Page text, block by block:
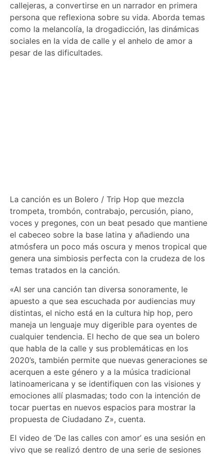
callejeras, a convertirse en un narrador en primera
persona que reflexiona sobre su vida. Aborda temas
como la melancolía, la drogadicción, las dinámicas
sociales en la vida de calle y el anhelo de amor a
pesar de las dificultades.
La canción es un Bolero / Trip Hop que mezcla
trompeta, trombón, contrabajo, percusión, piano,
voces y pregones, con un beat pesado que mantiene
el cabeceo sobre la base latina y añadiendo una
atmósfera un poco más oscura y menos tropical que
genera una simbiosis perfecta con la crudeza de los
temas tratados en la canción.
«Al ser una canción tan diversa sonoramente, le
apuesto a que sea escuchada por audiencias muy
distintas, el nicho está en la cultura hip hop, pero
maneja un lenguaje muy digerible para oyentes de
cualquier tendencia. El hecho de que sea un bolero
que habla de la calle y sus problemáticas en los
2020’s, también permite que nuevas generaciones se
acerquen a este género y a la música tradicional
latinoamericana y se identifiquen con las visiones y
emociones allí plasmadas; todo con la intención de
tocar puertas en nuevos espacios para mostrar la
propuesta de Ciudadano Z», cuenta.
El video de ‘De las calles con amor’ es una sesión en
vivo que se realizó dentro de una serie de sesiones